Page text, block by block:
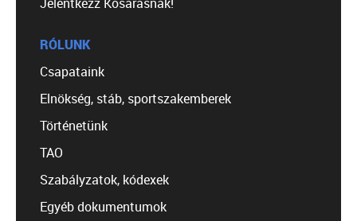
RÓLUNK
Csapataink
Elnökség, stáb, sportszakemberek
Történetünk
TAO
Szabályzatok, kódexek
Egyéb dokumentumok